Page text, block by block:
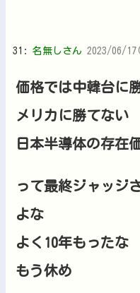
31: 名無しさん 2023/06/
価格では中韓台に
メリカに勝てない
日本半導体の存在
って最終ジャッジ
よな
よく10年もったな
もう休め